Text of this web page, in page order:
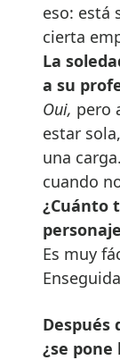
eso: está
cierta
La
a su
Oui, pero
estar
una
cuando
¿Cuánto
Es muy
Después
¿se